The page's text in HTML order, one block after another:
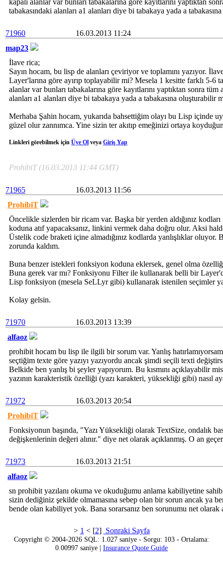
kapalı alanlar var bunları tabakalarına göre kayıtlarını yaptıktan
tabakasındaki alanları a1 alanları diye bi tabakaya yada a
71960
16.03.2013 11:24
map23
İlave rica;
Sayın hocam, bu lisp de alanları çeviriyor ve toplamını yazıyor.
Layer'larına göre ayırıp toplayabilir mi? Mesela 1 kesitte farklı 5-6
alanlar var bunları tabakalarına göre kayıtlarını yaptıktan sonra
alanları a1 alanları diye bi tabakaya yada a tabakasına oluşturabilir
Merhaba Şahin hocam, yukarıda bahsettiğim olayı bu Lisp içinde
güzel olur zannımca. Yine sizin ter akıtıp emeğinizi ortaya
Linkleri görebilmek için Üye Ol veya Giriş Yap
ProhibiT (16.03.2013 11:44 GMT)
71965
16.03.2013 11:56
ProhibiT
Öncelikle sizlerden bir ricam var. Başka bir yerden aldığınız
koduna atıf yapacaksanız, linkini vermek daha doğru olur. Aksi
Üstelik code braketi içine almadığınız kodlarda yanlışlıklar oluyor.
zorunda kaldım.
Buna benzer istekleri fonksiyon koduna eklersek, genel olma
Buna gerek var mı? Fonksiyonu Filter ile kullanarak belli bir
Lisp fonksiyon (mesela SeLLyr gibi) kullanarak istenilen seçimler
Kolay gelsin.
71970
16.03.2013 13:39
alfaoz
prohibit hocam bu lisp ile ilgili bir sorum var. Yanlış hatırlamıyorsam
seçtiğim texte göre yazıyı yazıyordu ancak şimdi seçili texti
Belkide ben yanlış bi şeyler yapıyorum. Bu kısmını açıklayabilir
yazının karakteristik özelliği (yazı karakteri, yüksekliği gibi) nasıl
71972
16.03.2013 20:54
ProhibiT
Fonksiyonun başında, "Yazı Yüksekliği olarak TextSize, ondalık
değişkenlerinin değeri alınır." diye net olarak açıklanmış. O an
71973
16.03.2013 21:51
alfaoz
sn prohibit yazılanı okuma ve okuduğumu anlama kabiliyetine
sizin dediğiniz şekilde olmamasına sebep olan bir sorun ancak ya
bende olan kabiliyet yok. Bana sorarsanız ben sorunumu net olarak
> 1 < [2] Sonraki Sayfa
Copyright © 2004-2026 SQL: 1.027 saniye - Sorgu: 103 - Ortalama:
0.00997 saniye | Insurance Quote Guide